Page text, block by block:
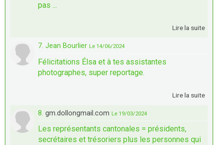
pas ...
Lire la suite
7. Jean Bourlier Le 14/06/2024
Félicitations Élsa et à tes assistantes
photographes, super reportage.
Lire la suite
8. gm.dollongmail.com Le 19/03/2024
Les représentants cantonales = présidents,
secrétaires et trésoriers plus les personnes qui